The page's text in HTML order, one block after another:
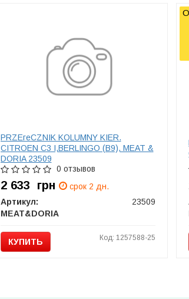
PRZEгеCZNIK KOLUMNY KIER.
CITROEN C3 I,BERLINGO (B9), MEAT &
DORIA 23509
0 отзывов
2 633 грн
срок 2 дн.
Артикул:
23509
MEAT&DORIA
КУПИТЬ Код: 1257588-25